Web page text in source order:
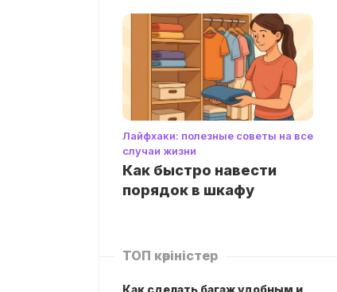
Лайфхаки: полезные советы на все
случаи жизни
Как быстро навести
порядок в шкафу
ТОП көріністер
Как сделать багаж удобным и